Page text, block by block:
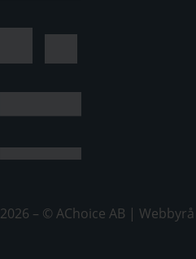
2026 – © AChoice AB | Webbyrå